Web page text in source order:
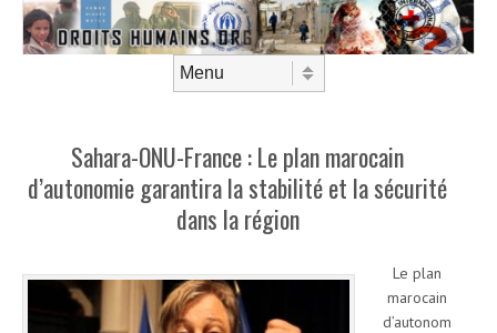
Sahara-ONU-France : Le plan marocain
d’autonomie garantira la stabilité et la sécurité
dans la région
Le plan
marocain
d’autonom